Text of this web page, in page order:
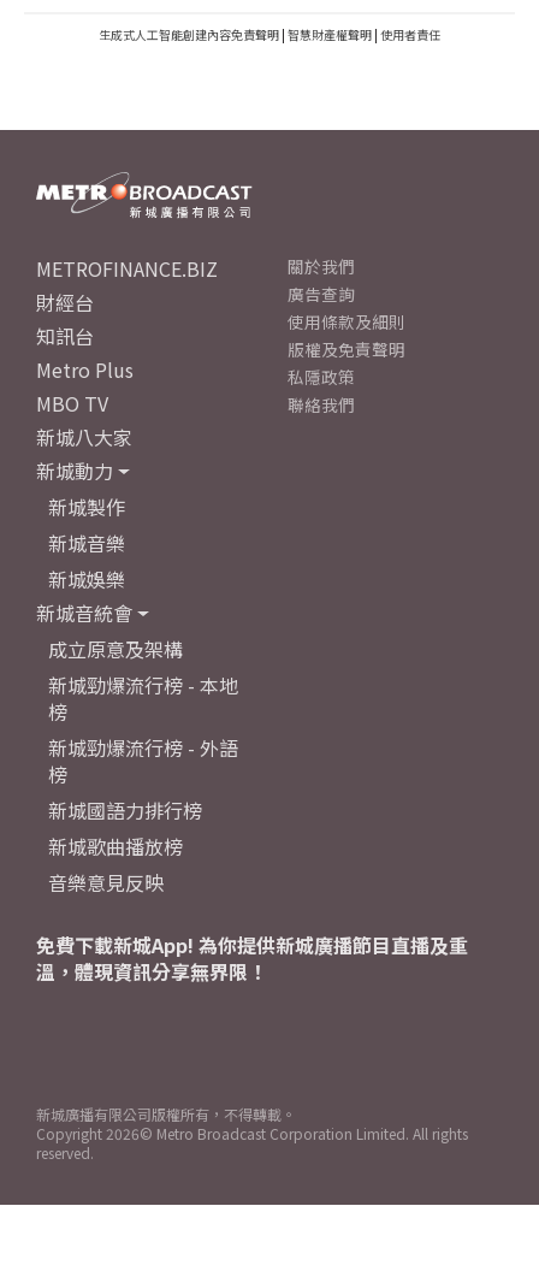
生成式人工智能創建內容免責聲明 | 智慧財產權聲明 | 使用者責任
METROFINANCE.BIZ
財經台
知訊台
Metro Plus
MBO TV
新城八大家
新城動力
新城製作
新城音樂
新城娛樂
新城音統會
成立原意及架構
新城勁爆流行榜 - 本地
榜
新城勁爆流行榜 - 外語
榜
新城國語力排行榜
新城歌曲播放榜
音樂意見反映
關於我們
廣告查詢
使用條款及細則
版權及免責聲明
私隱政策
聯絡我們
免費下載新城App! 為你提供新城廣播節目直播及重
溫，體現資訊分享無界限！
新城廣播有限公司版權所有，不得轉載。
Copyright 2026© Metro Broadcast Corporation Limited. All rights
reserved.